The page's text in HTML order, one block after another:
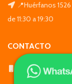
📍Huérfanos
de 11:30 a 19:30
CONTACTO
WhatsApp: +569